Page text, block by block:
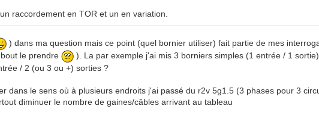
raccordement en TOR et un en variation.
) dans ma question mais ce point (quel bornier utiliser) fait partie de mes
bout le prendre
). La par exemple j'ai mis 3 borniers simples (1 entrée / 1
/ 2 (ou 3 ou +) sorties ?
dans le sens où à plusieurs endroits j'ai passé du r2v 5g1.5 (3 phases pour 3
diminuer le nombre de gaines/câbles arrivant au tableau